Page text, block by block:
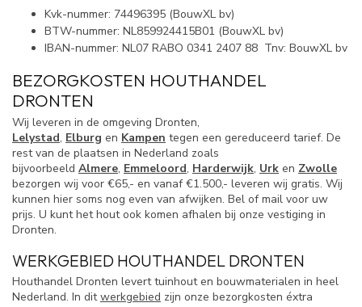
Kvk-nummer: 74496395 (BouwXL bv)
BTW-nummer: NL859924415B01 (BouwXL bv)
IBAN-nummer: NL07 RABO 0341 2407 88 Tnv: BouwXL bv
BEZORGKOSTEN HOUTHANDEL
DRONTEN
Wij leveren in de omgeving Dronten,
Lelystad, Elburg en Kampen tegen een gereduceerd tarief. De
rest van de plaatsen in Nederland zoals
bijvoorbeeld Almere, Emmeloord, Harderwijk, Urk en Zwolle
bezorgen wij voor €65,- en vanaf €1.500,- leveren wij gratis. Wij
kunnen hier soms nog even van afwijken. Bel of mail voor uw
prijs. U kunt het hout ook komen afhalen bij onze vestiging in
Dronten.
WERKGEBIED HOUTHANDEL DRONTEN
Houthandel Dronten levert tuinhout en bouwmaterialen in heel
Nederland. In ditwerkgebied zijn onze bezorgkosten éxtra